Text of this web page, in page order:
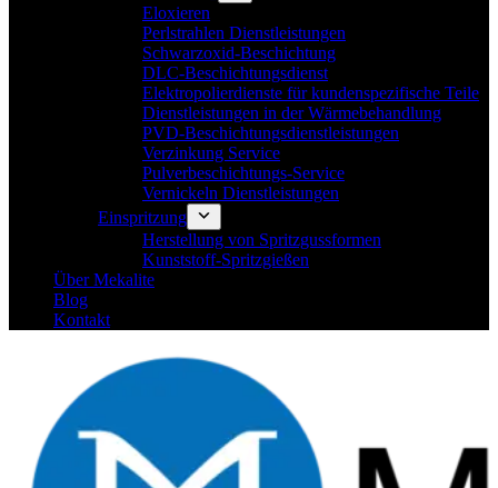
Eloxieren
Perlstrahlen Dienstleistungen
Schwarzoxid-Beschichtung
DLC-Beschichtungsdienst
Elektropolierdienste für kundenspezifische Teile
Dienstleistungen in der Wärmebehandlung
PVD-Beschichtungsdienstleistungen
Verzinkung Service
Pulverbeschichtungs-Service
Vernickeln Dienstleistungen
Einspritzung
Herstellung von Spritzgussformen
Kunststoff-Spritzgießen
Über Mekalite
Blog
Kontakt